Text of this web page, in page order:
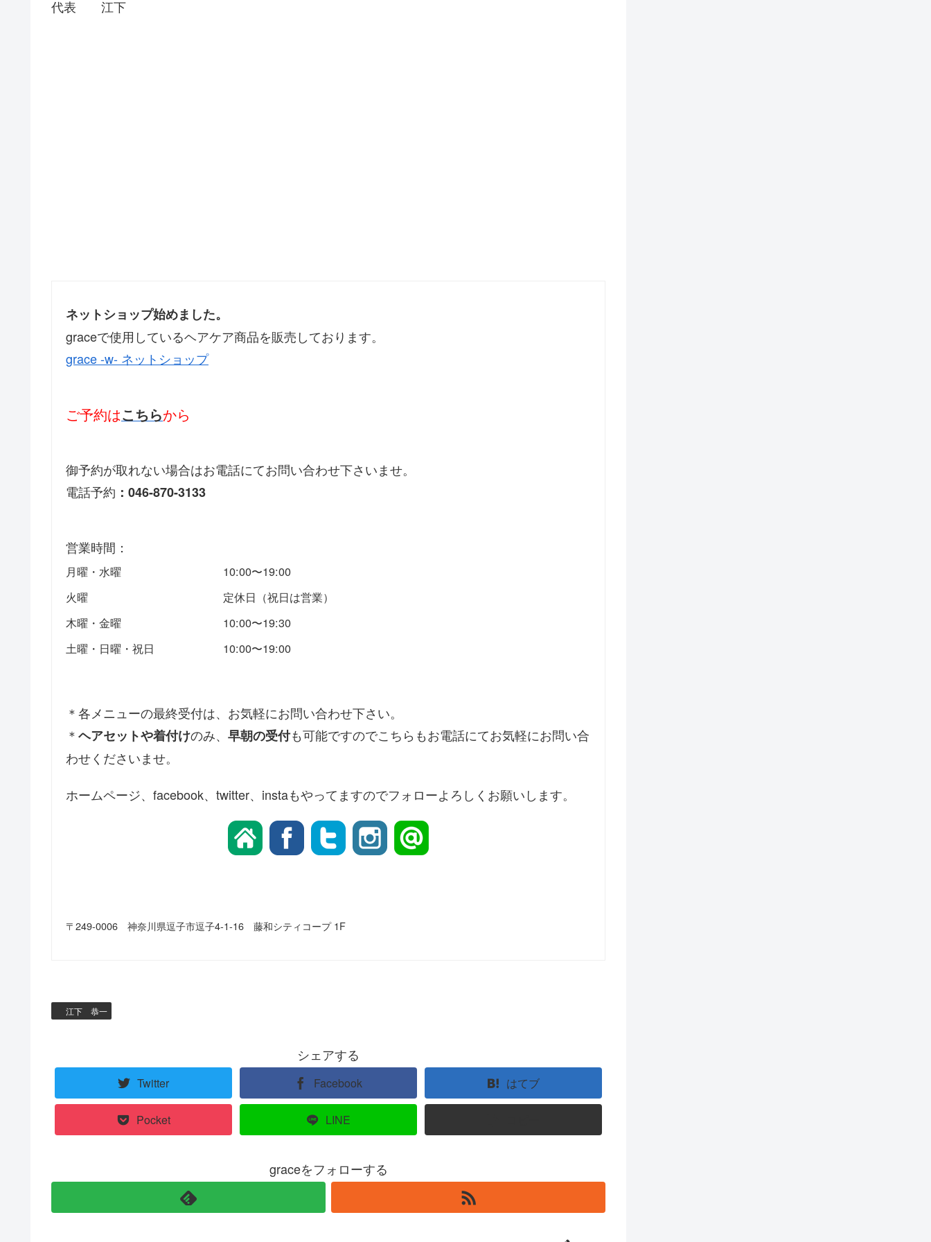
代表 江下
ネットショップ始めました。
graceで使用しているヘアケア商品を販売しております。
grace -w- ネットショップ
ご予約はこちらから
御予約が取れない場合はお電話にてお問い合わせ下さいませ。
電話予約 ：046-870-3133
営業時間：
月曜・水曜
10:00〜19:00
火曜
定休日（祝日は営業）
木曜・金曜
10:00〜19:30
土曜・日曜・祝日
10:00〜19:00
＊各メニューの最終受付は、お気軽にお問い合わせ下さい。
＊ヘアセットや着付けのみ、 早朝の受付も可能ですのでこちらもお電話にてお気軽にお問い合
わせくださいませ。
ホームページ、facebook、twitter、instaもやってますのでフォローよろしくお願いします。
〒249-0006 神奈川県逗子市逗子4-1-16 藤和シティコープ 1F
江下 恭一
シェアする
Twitter Facebook はてブ
Pocket LINE
graceをフォローする